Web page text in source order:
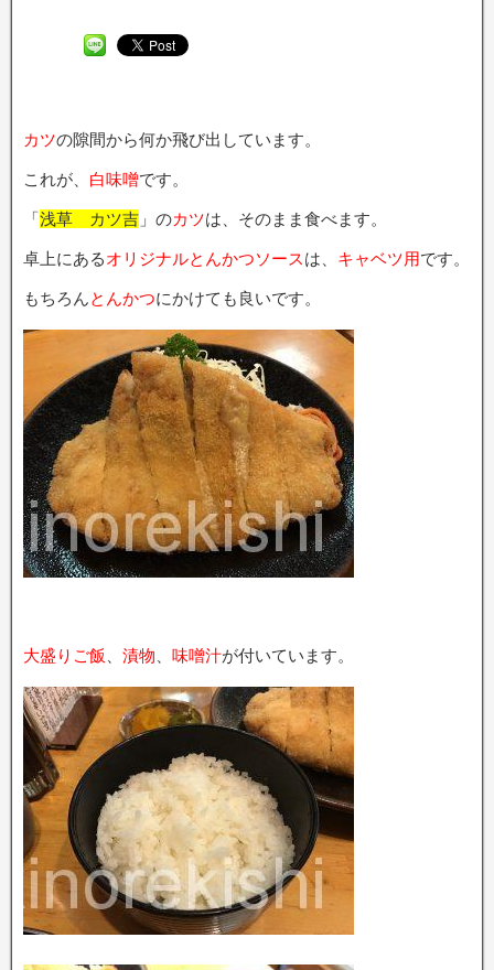
カツの隙間から何か飛び出しています。
これが、 白味噌です。
「浅草 カツ吉 」のカツは、そのまま食べます。
卓上にあるオリジナルとんかつソースは、 キャベツ用です。
もちろんとんかつにかけても良いです。
大盛りご飯 漬物 味噌汁が付いています。